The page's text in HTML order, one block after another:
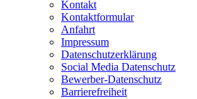
Kontakt
Kontaktformular
Anfahrt
Impressum
Datenschutzerklärung
Social Media Datenschutz
Bewerber-Datenschutz
Barrierefreiheit